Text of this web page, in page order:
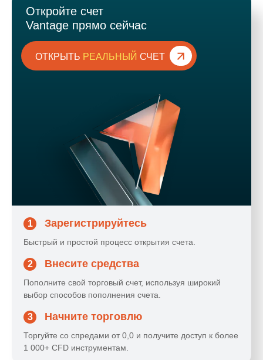
Откройте счет
Vantage прямо сейчас
ОТКРЫТЬ РЕАЛЬНЫЙ СЧЕТ
1 Зарегистрируйтесь
Быстрый и простой процесс открытия счета.
2 Внесите средства
Пополните свой торговый счет, используя широкий
выбор способов пополнения счета.
3 Начните торговлю
Торгуйте со спредами от 0,0 и получите доступ к более
1 000+ CFD инструментам.